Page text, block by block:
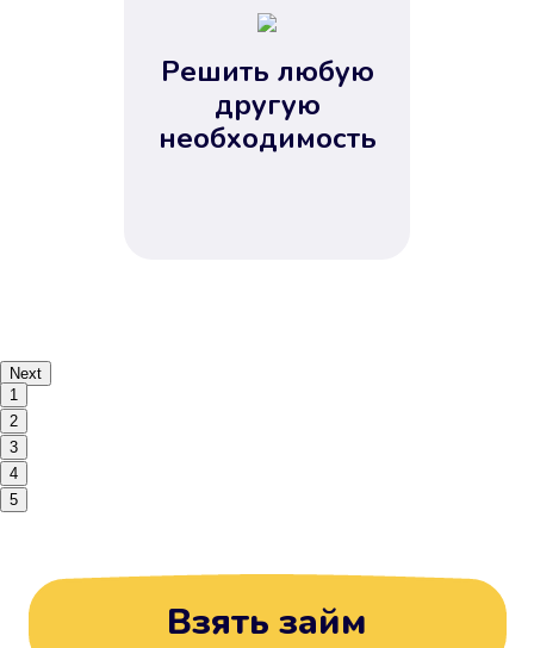
Решить любую
другую
необходимость
Next
1
2
3
4
5
Взять займ